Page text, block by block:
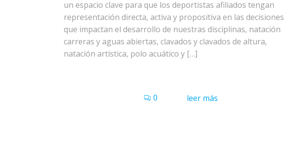
un espacio clave para que los deportistas afiliados tengan
representación directa, activa y propositiva en las decisiones
que impactan el desarrollo de nuestras disciplinas, natación
carreras y aguas abiertas, clavados y clavados de altura,
natación artística, polo acuático y […]
0 leer más